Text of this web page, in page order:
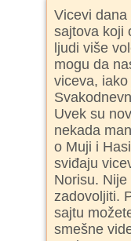
Vicevi
sajtova koji
ljudi više
mogu da
viceva,
Uvek su
nekada
o Muji i
sviđaju
Norisu.
zadovoljiti.
sajtu
smešne